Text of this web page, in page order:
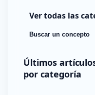
Ver todas las
Buscar un concepto
Últimos
por categoría